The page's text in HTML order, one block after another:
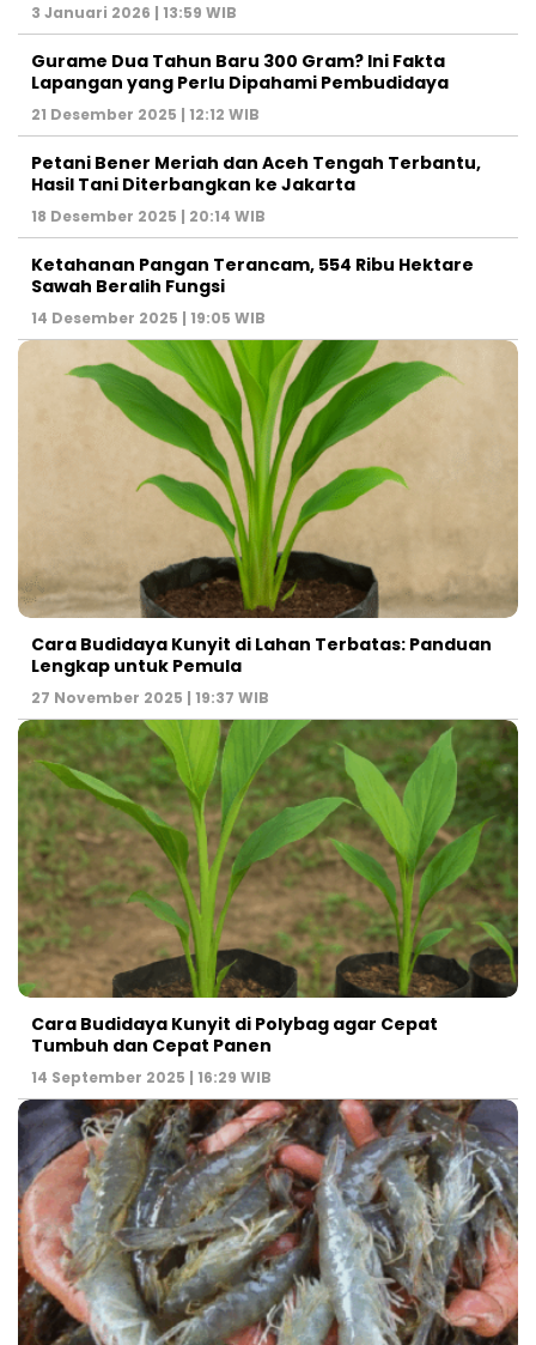
3 Januari 2026 | 13:59 WIB
Gurame Dua Tahun Baru 300 Gram? Ini Fakta
Lapangan yang Perlu Dipahami Pembudidaya
21 Desember 2025 | 12:12 WIB
Petani Bener Meriah dan Aceh Tengah Terbantu,
Hasil Tani Diterbangkan ke Jakarta
18 Desember 2025 | 20:14 WIB
Ketahanan Pangan Terancam, 554 Ribu Hektare
Sawah Beralih Fungsi
14 Desember 2025 | 19:05 WIB
Cara Budidaya Kunyit di Lahan Terbatas: Panduan
Lengkap untuk Pemula
27 November 2025 | 19:37 WIB
Cara Budidaya Kunyit di Polybag agar Cepat
Tumbuh dan Cepat Panen
14 September 2025 | 16:29 WIB